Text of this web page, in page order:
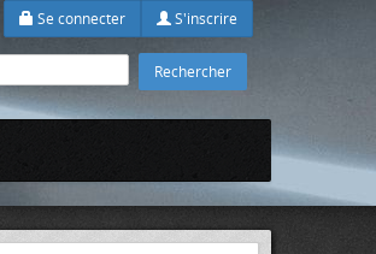
Se connecter S'inscrire